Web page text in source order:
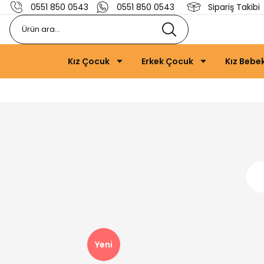
0551 850 0543 0551 850 0543 Sipariş Takibi
Kız Çocuk Erkek Çocuk Kız
Yeni